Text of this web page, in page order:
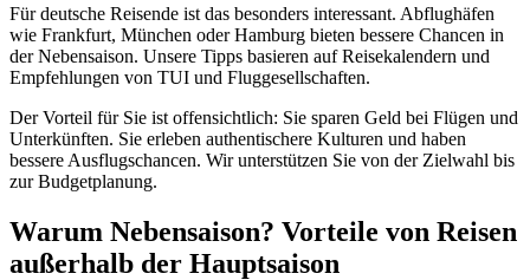
Für deutsche Reisende ist das besonders interessant. Abflughäfen
wie Frankfurt, München oder Hamburg bieten bessere Chancen in
der Nebensaison. Unsere Tipps basieren auf Reisekalendern und
Empfehlungen von TUI und Fluggesellschaften.
Der Vorteil für Sie ist offensichtlich: Sie sparen Geld bei Flügen und
Unterkünften. Sie erleben authentischere Kulturen und haben
bessere Ausflugschancen. Wir unterstützen Sie von der Zielwahl bis
zur Budgetplanung.
Warum Nebensaison? Vorteile von Reisen
außerhalb der Hauptsaison